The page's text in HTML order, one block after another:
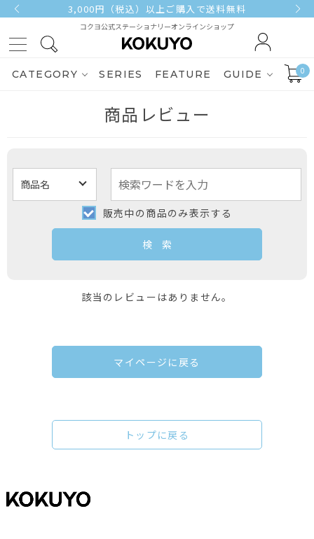
3,000円（税込）以上ご購入で送料無料
コクヨ公式ステーショナリーオンラインショップ
CATEGORY SERIES FEATURE GUIDE 0
商品レビュー
販売中の商品のみ表示する
該当のレビューはありません。
マイページに戻る
トップに戻る